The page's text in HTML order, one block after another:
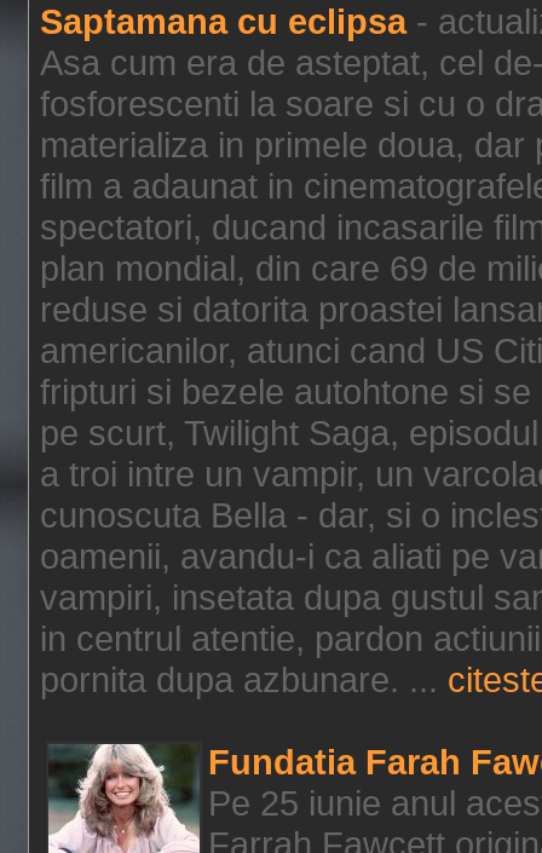
Saptamana cu eclipsa-
Asa cum era de asteptat, cel
fosforescenti la soare si cu o
materializa in primele doua,
film a adaunat in
spectatori, ducand incasarile
plan mondial, din care 69 de
reduse si datorita proastei
americanilor, atunci cand US
fripturi si bezele autohtone si
pe scurt, Twilight Saga,
a troi intre un vampir, un
cunoscuta Bella - dar, si o
oamenii, avandu-i ca aliati pe
vampiri, insetata dupa gustul
in centrul atentie, pardon
pornita dupa azbunare. ...
Fundatia Farah
Pe 25 iunie anul
Farrah Fawcett